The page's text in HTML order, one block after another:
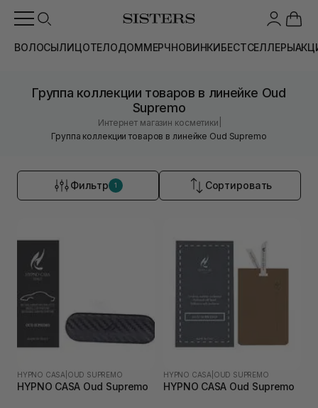
ВОЛОСЫЛИЦОТЕЛОДОММЕРЧНОВИНКИБЕСТСЕЛЛЕРЫ
Группа коллекции товаров в линейке Oud
Supremo
Интернет магазин косметики
Группа коллекции товаров в линейке Oud Supremo
Фильтр 1 Сортировать
HYPNO CASA OUD SUPREMO
HYPNO CASA Oud Supremo
HYPNO CASA OUD SUPREMO
HYPNO CASA Oud Supremo